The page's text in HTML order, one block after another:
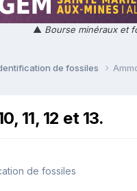
▲ Bourse minéraux et
de fossiles
11, 12 et 13.
de fossiles